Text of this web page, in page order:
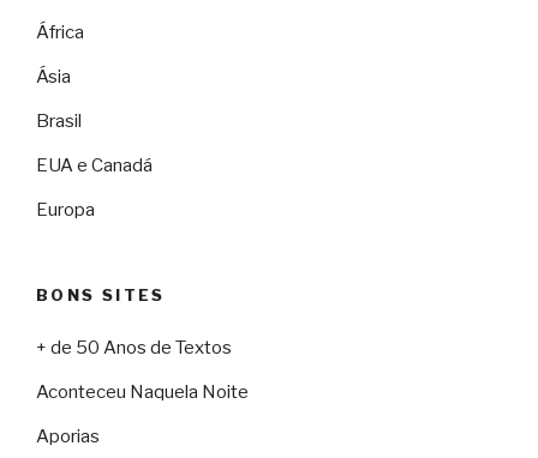
África
Ásia
Brasil
EUA e Canadá
Europa
BONS SITES
+ de 50 Anos de Textos
Aconteceu Naquela Noite
Aporias